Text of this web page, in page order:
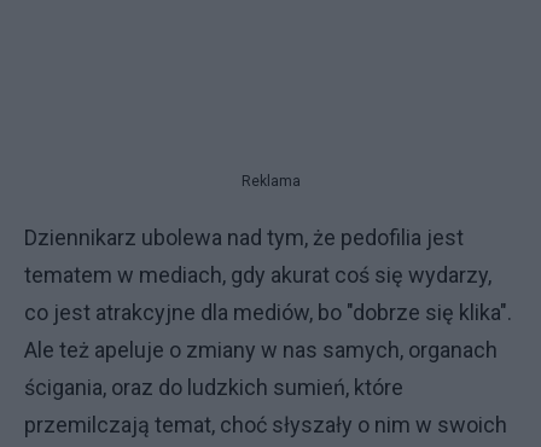
Reklama
Dziennikarz ubolewa nad tym, że pedofilia jest
tematem w mediach, gdy akurat coś się wydarzy,
co jest atrakcyjne dla mediów, bo "dobrze się klika".
Ale też apeluje o zmiany w nas samych, organach
ścigania, oraz do ludzkich sumień, które
przemilczają temat, choć słyszały o nim w swoich